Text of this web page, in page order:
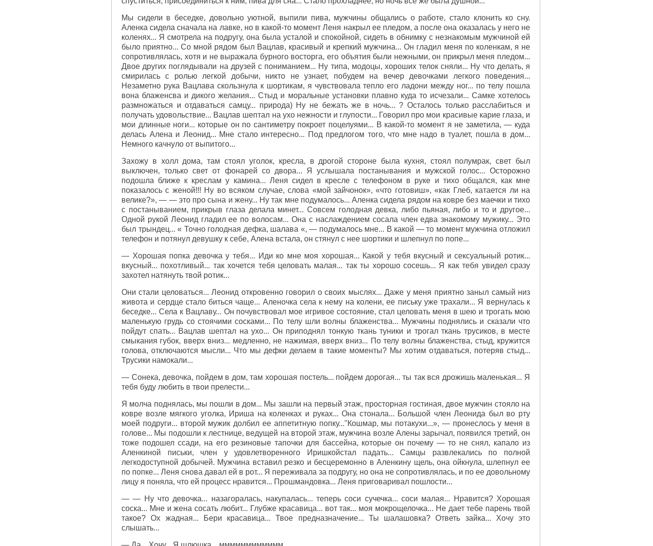
Мы сидели в беседке, довольно уютной, выпили пива, мужчины общались о работе, стало клонить ко сну.
Аленка сидела сначала на лавке, но в какой-то момент Леня накрыл ее пледом, а после она оказалась у него не
коленях... Я смотрела на подругу, она была усталой и спокойной, сидеть в обнимку с незнакомым мужчиной ей
было приятно... Со мной рядом был Вацлав, красивый и крепкий мужчина... Он гладил меня по коленкам, я не
сопротивлялась, хотя и не выражала бурного восторга, его объятия были нежными, он прикрыл меня пледом...
Двое других поглядывали на друзей с пониманием... Ну типа, модоцы, хороших телок сняли... Ну что делать, я
смирилась с ролью легкой добычи, никто не узнает, побудем на вечер девочками легкого поведения...
Незаметно рука Вацлава скользнула к шортикам, я чувствовала тепло его ладони между ног... по телу пошла
вона блаженсва и дикого желания... Стыд и моральные установки плавно куда то исчезали... Самке хотелось
размножаться и отдаваться самцу... природа) Ну не бежать же в ночь... ? Осталось только расслабиться и
получать удовольствие... Вацлав шептал на ухо нежности и глупости... Говорил про мои красивые карие глаза, и
мои длинные ноги... которые он по сантиметру покроет поцелуями... В какой-то момент я не заметила, — куда
делась Алена и Леонид... Мне стало интересно... Под предлогом того, что мне надо в туалет, пошла в дом...
Немного качнуло от выпитого...
Захожу в холл дома, там стоял уголок, кресла, в дрогой стороне была кухня, стоял полумрак, свет был
выключен, только свет от фонарей со двора... Я услышала постанывания и мужской голос... Осторожно
подошла ближе к креслам у камина... Леня сидел в кресле с телефоном в руке и тихо общался, как мне
показалось с женой!!! Ну во всяком случае, слова «мой зайчонок», «что готовиш», «как Глеб, катается ли на
велике?», — — это про сына и жену... Ну так мне подумалось... Аленка сидела рядом на ковре без маечки и тихо
с постаныванием, прикрыв глаза делала минет... Совсем голодная девка, либо пьяная, либо и то и другое...
Одной рукой Леонид гладил ее по волосам... Она с наслаждением сосала член едва знакомому мужику... Это
был трындец... « Точно голодная дефка, шалава «, — подумалось мне... В какой — то момент мужчина отложил
телефон и потянул девушку к себе, Алена встала, он стянул с нее шортики и шлепнул по попе...
— Хорошая попка девочка у тебя... Иди ко мне моя хорошая... Какой у тебя вкусный и сексуальный ротик...
вкусный... похотливый... так хочется тебя целовать малая... так ты хорошо сосешь... Я как тебя увидел сразу
захотел натянуть твой ротик...
Они стали целоваться... Леонид откровенно говорил о своих мыслях... Даже у меня приятно заныл самый низ
живота и сердце стало биться чаще... Аленочка села к нему на колени, ее письку уже трахали... Я вернулась к
беседке... Села к Вацлаву... Он почувствовал мое игривое состояние, стал целовать меня в шею и трогать мою
маленькую грудь со стоячими сосками... По телу шли волны блаженства... Мужчины поднялись и сказали что
пойдут спать... Вацлав шептал на ухо... Он приподнял тонкую ткань туники и трогал ткань трусиков, в месте
смыкания губок, вверх вниз... медленно, не нажимая, вверх вниз... По телу волны блаженства, стыд, кружится
голова, отключаются мысли... Что мы дефки делаем в такие моменты? Мы хотим отдаваться, потеряв стыд...
Трусики намокали...
— Сонека, девочка, пойдем в дом, там хорошая постель... пойдем дорогая... ты так вся дрожишь маленькая... Я
тебя буду любить в твои прелести...
Я молча поднялась, мы пошли в дом... Мы зашли на первый этаж, просторная гостиная, двое мужчин стояло на
ковре возле мягкого уголка, Ириша на коленках и руках... Она стонала... Большой член Леонида был во рту
моей подруги... второй мужик долбил ее аппетитную попку..."Кошмар, мы потакухи...», — пронеслось у меня в
голове... Мы подошли к лестнице, ведущей на второй этаж, мужчина возле Алены зарычал, появился третий, он
тоже подошел ссади, на его резиновые тапочки для бассейна, которые он почему — то не снял, капало из
Аленкиной письки, член у удовлетворенного Иришкойстал падать... Самцы развлекались по полной
легкодоступной добычей. Мужчина вставил резко и бесцеремонно в Аленкину щель, она ойкнула, шлепнул ее
по попке... Леня снова давал ей в рот... Я переживала за подругу, но она не сопротивлялась, и по ее довольному
лицу я поняла, что ей процесс нравится... Прошмандовка... Леня приговаривал пошлости...
— — Ну что девочка... назагоралась, накупалась... теперь соси сучечка... соси малая... Нравится? Хорошая
соска... Мне и жена сосать любит... Глубже красавица... вот так... моя мокрощелочка... Не дает тебе парень твой
такое? Ох жадная... Бери красавица... Твое предназначение... Ты шалашовка? Ответь зайка... Хочу это
слышать...